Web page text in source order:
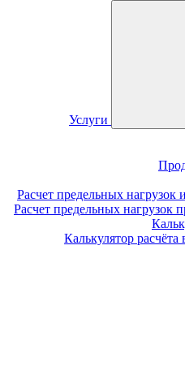
Услуги
Расчет предельных нагрузок
Расчет предельных нагрузок
Калькулятор